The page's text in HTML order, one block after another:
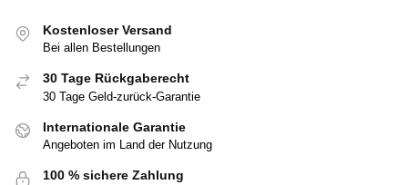
Kostenloser Versand
Bei allen Bestellungen
30 Tage Rückgaberecht
30 Tage Geld-zurück-Garantie
Internationale Garantie
Angeboten im Land der Nutzung
100 % sichere Zahlung